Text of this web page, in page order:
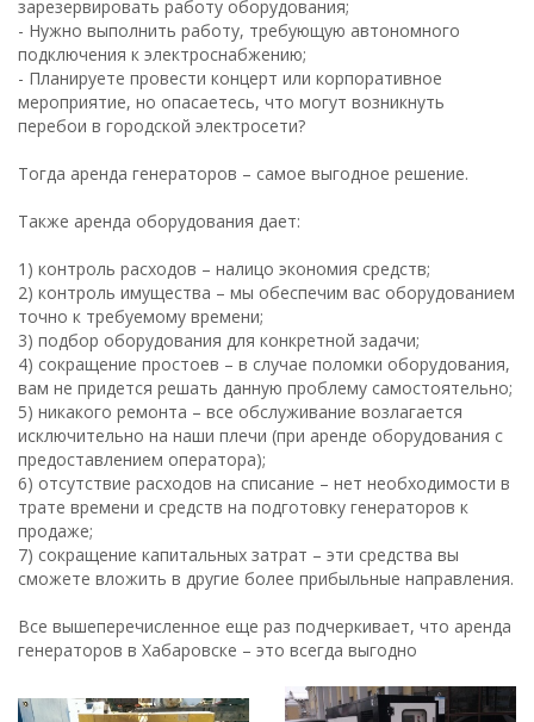
зарезервировать работу оборудования;
- Нужно выполнить работу, требующую автономного
подключения к электроснабжению;
- Планируете провести концерт или корпоративное
мероприятие, но опасаетесь, что могут возникнуть
перебои в городской электросети?
Тогда аренда генераторов – самое выгодное решение.
Также аренда оборудования дает:
1) контроль расходов – налицо экономия средств;
2) контроль имущества – мы обеспечим вас оборудованием
точно к требуемому времени;
3) подбор оборудования для конкретной задачи;
4) сокращение простоев – в случае поломки оборудования,
вам не придется решать данную проблему самостоятельно;
5) никакого ремонта – все обслуживание возлагается
исключительно на наши плечи (при аренде оборудования с
предоставлением оператора);
6) отсутствие расходов на списание – нет необходимости в
трате времени и средств на подготовку генераторов к
продаже;
7) сокращение капитальных затрат – эти средства вы
сможете вложить в другие более прибыльные направления.
Все вышеперечисленное еще раз подчеркивает, что аренда
генераторов в Хабаровске – это всегда выгодно